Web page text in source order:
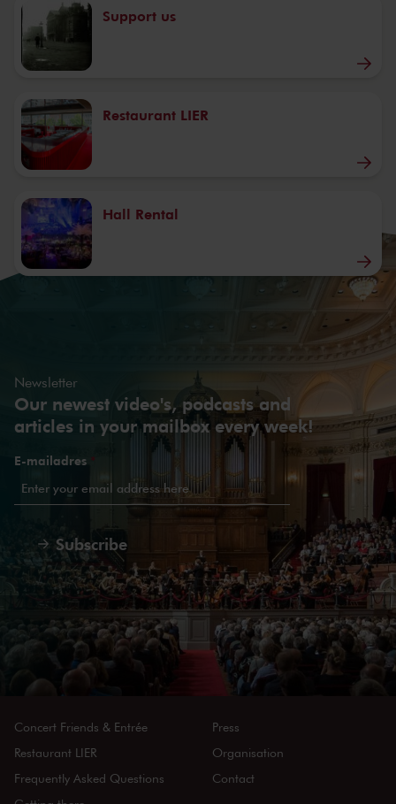
Support us
Restaurant LIER
Hall Rental
Newsletter
Our newest video's, podcasts and
articles in your mailbox every week!
E-mailadres *
Subscribe
Concert Friends & Entrée
Restaurant LIER
Frequently Asked Questions
Press
Organisation
Contact